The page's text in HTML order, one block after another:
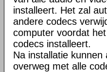
installeert. Het zal
andere codecs
computer voordat
codecs installeert.
Na installatie kunnen
overweg met alle